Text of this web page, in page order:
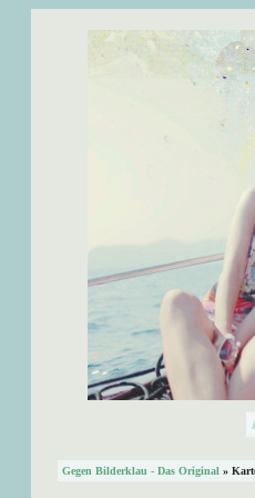
Gegen Bilderklau - Das Original »